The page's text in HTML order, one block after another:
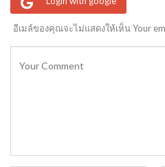
อีเมล์ของคุณจะไม่แสดงให้เห็น Your